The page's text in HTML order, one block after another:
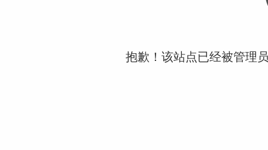
抱歉！该站点已经被管理